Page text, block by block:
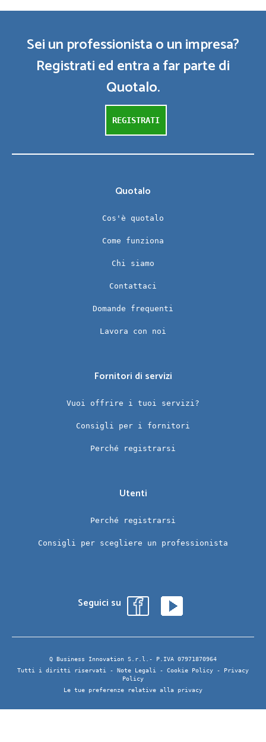
Sei un professionista o un impresa?
Registrati ed entra a far parte di
Quotalo.
REGISTRATI
Quotalo
Cos'è quotalo
Come funziona
Chi siamo
Contattaci
Domande frequenti
Lavora con noi
Fornitori di servizi
Vuoi offrire i tuoi servizi?
Consigli per i fornitori
Perché registrarsi
Utenti
Perché registrarsi
Consigli per scegliere un professionista
Seguici su
Q Business Innovation S.r.l.- P.IVA 07971870964
Tutti i diritti riservati - Note Legali - Cookie Policy -
Privacy
Policy
Le tue preferenze relative alla privacy